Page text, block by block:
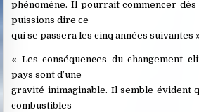
phénomène. Il pourrait commencer dès
puissions dire ce
qui se passera les cinq années suivantes
« Les conséquences du changement
pays sont d’une
gravité inimaginable. Il semble évident
combustibles